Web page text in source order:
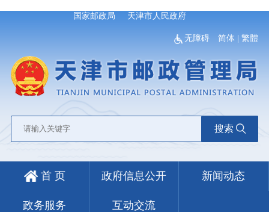
国家邮政局 天津市人民政府
无障碍 简体 |繁體
搜索
首 页 政府信息公开 新闻动态
政务服务 互动交流